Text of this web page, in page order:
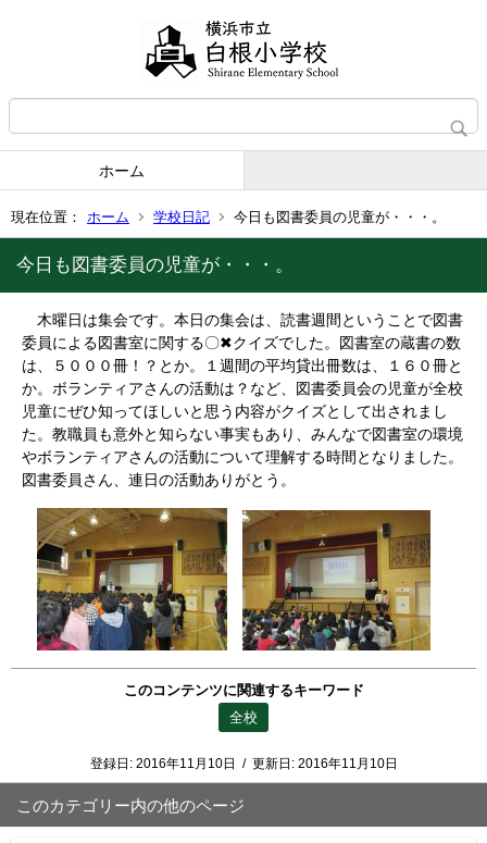
ホーム
現在位置： ホーム 学校日記 今日も図書委員の児童が・・・。
今日も図書委員の児童が・・・。
木曜日は集会です。本日の集会は、読書週間ということで図書
委員による図書室に関する〇✖クイズでした。図書室の蔵書の数
は、５０００冊！？とか。１週間の平均貸出冊数は、１６０冊と
か。ボランティアさんの活動は？など、図書委員会の児童が全校
児童にぜひ知ってほしいと思う内容がクイズとして出されまし
た。教職員も意外と知らない事実もあり、みんなで図書室の環境
やボランティアさんの活動について理解する時間となりました。
図書委員さん、連日の活動ありがとう。
このコンテンツに関連するキーワード
全校
登録日: 2016年11月10日 / 更新日: 2016年11月10日
このカテゴリー内の他のページ